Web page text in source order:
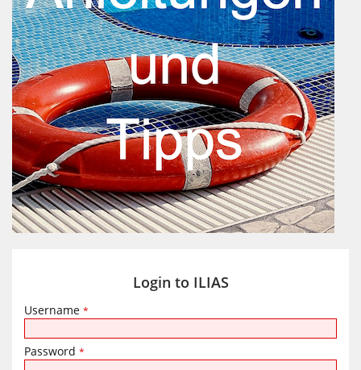
Login to ILIAS
Username *
Password *